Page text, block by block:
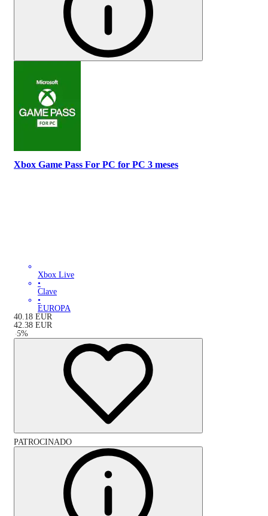
Xbox Game Pass For PC for PC 3 meses
Xbox Live
•
Clave
•
EUROPA
40.18 EUR
42.38 EUR
-5%
PATROCINADO